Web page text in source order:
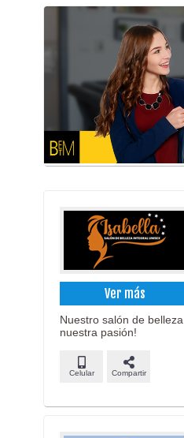
Ver más
Nuestro salón de
nuestra pasión!
Celular Compartir